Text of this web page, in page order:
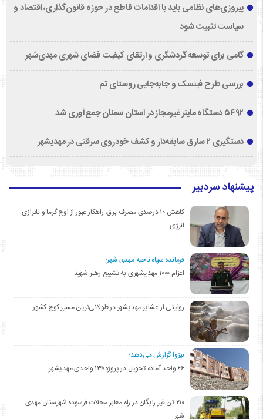
پیروزی‌های نظامی باید با اقدامات قاطع در حوزه قانون‌گذاری، اقتصاد و
سیاست تثبیت شود
گامی برای توسعه گردشگری و ارتقای کیفیت فضای شهری مهدی‌شهر
بررسی طرح فینسک و جابه‌جایی روستای تم
۵۴۹۲ دستگاه ماینر غیرمجاز در استان سمنان جمع‌آوری شد
دستگیری ۲ سارق سابقه‌دار و کشف خودروی سرقتی در مهدیشهر
پیشنهاد سردبیر
کاهش ۱۰ درصدی مصرف برق، راهکار عبور از اوج گرما و ناترازی
انرژی
فرمانده سپاه ناحیه مهدی شهر:
اعزام ۱۰۰۰ مهدیشهری به تشییع رهبر شهید
روایتی از عشایر مهدیشهر در طولانی‌ترین مسیر کوچ کشور
نیزوا گزارش می‌دهد؛
۶۶ واحد آماده تحویل در پروژه۱۳۸ واحدی مهدیشهر
۲۱۰ تن قیر رایگان در راه معابر محلات فرسوده شهرستان مهدی
شهر